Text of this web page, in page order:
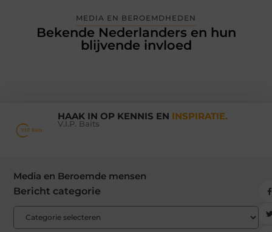
MEDIA EN BEROEMDHEDEN
Bekende Nederlanders en hun
blijvende invloed
HAAK IN OP KENNIS EN INSPIRATIE.
V.I.P. Baits
Media en Beroemde mensen
Bericht categorie